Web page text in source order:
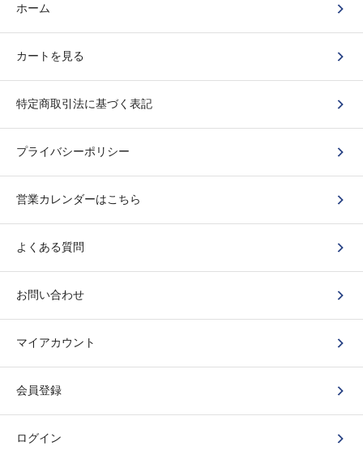
ホーム
カートを見る
特定商取引法に基づく表記
プライバシーポリシー
営業カレンダーはこちら
よくある質問
お問い合わせ
マイアカウント
会員登録
ログイン